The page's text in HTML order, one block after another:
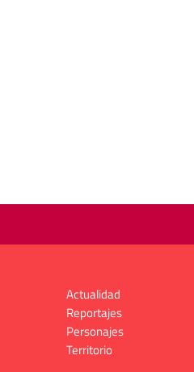
Actualidad
Reportajes
Personajes
Territorio